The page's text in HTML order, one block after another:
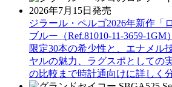
ジラール・ペルゴ2026年新作「
ブルー（Ref.81010-11-3659-
限定30本の希少性と、エナメル
ヤルの魅力、ラグスポとしての
の比較まで時計通向けに詳しく